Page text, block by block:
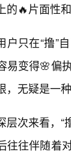
的🔥片面性和
户只在“撸”
易变得🌸偏
，无疑是一
层次来看，“
往往伴随着